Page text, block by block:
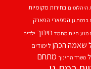
היהלומים בחירות מקומיות
ברמת גן הספארי הפארק
מנע חיות מחמד חינוך ילדים
שאמה הכהן לימודים
משרד החינוך מתחם